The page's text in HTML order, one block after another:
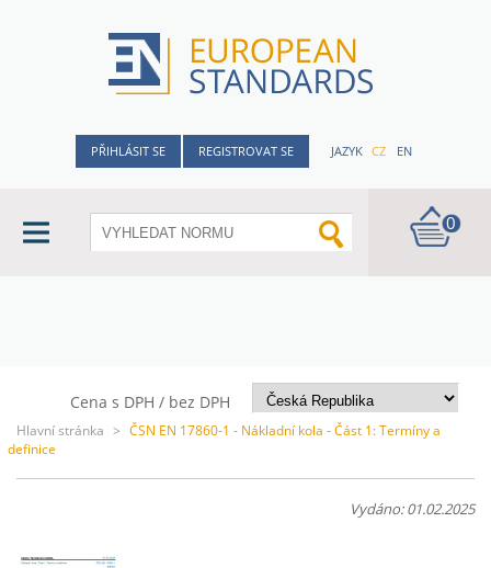
PŘIHLÁSIT SE REGISTROVAT SE JAZYK CZ EN
0
Cena s DPH / bez DPH
Hlavní stránka > ČSN EN 17860-1 - Nákladní kola - Část 1: Termíny a
definice
Vydáno: 01.02.2025